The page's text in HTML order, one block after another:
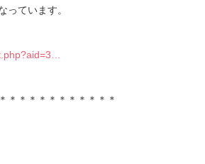
っています。
＊＊＊＊＊＊＊＊＊＊＊